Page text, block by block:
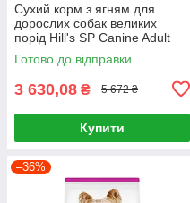
Сухий корм з ягням для
дорослих собак великих
порід Hill's SP Canine Adult
Large Breed Lamb & Rice 14кг
Готово до відправки
3 630,08 ₴ 5 672 ₴
Купити
–36%